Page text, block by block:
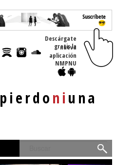
pierdoniuna
Descárgate
gratis la nueva
aplicación
NMPNU